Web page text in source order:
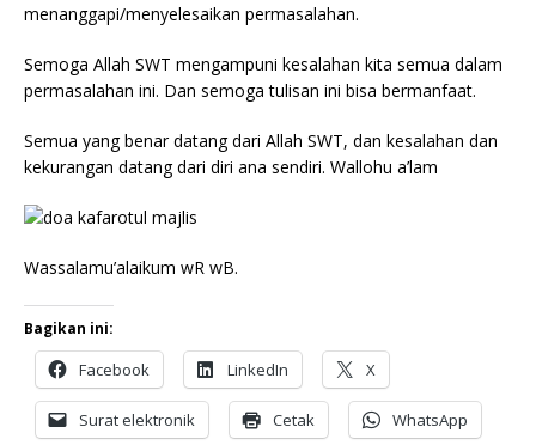
menanggapi/menyelesaikan permasalahan.
Semoga Allah SWT mengampuni kesalahan kita semua dalam
permasalahan ini. Dan semoga tulisan ini bisa bermanfaat.
Semua yang benar datang dari Allah SWT, dan kesalahan dan
kekurangan datang dari diri ana sendiri. Wallohu a’lam
Wassalamu’alaikum wR wB.
Bagikan ini:
Facebook LinkedIn X
Surat elektronik Cetak WhatsApp